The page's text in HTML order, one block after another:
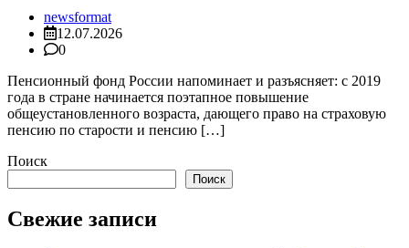
newsformat
12.07.2026
0
Пенсионный фонд России напоминает и разъясняет: с 2019
года в стране начинается поэтапное повышение
общеустановленного возраста, дающего право на страховую
пенсию по старости и пенсию […]
Поиск
Поиск
Свежие записи